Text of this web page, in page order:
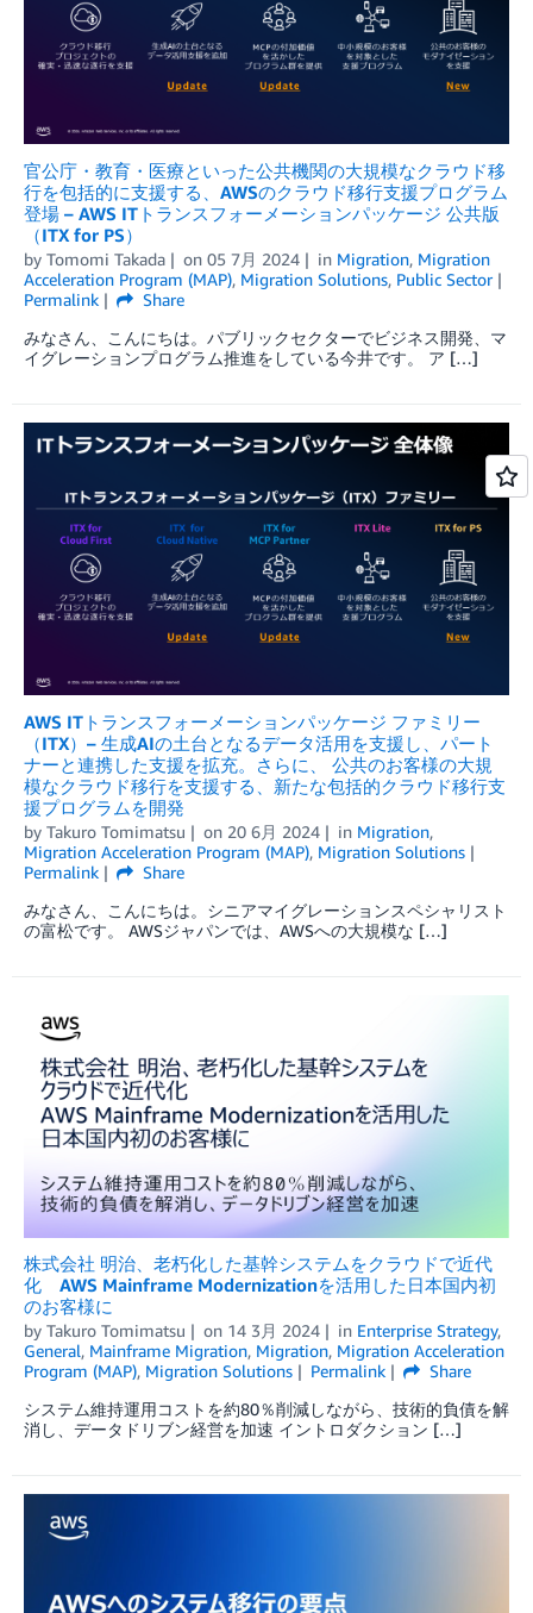
官公庁・教育・医療といった公共機関の大規模なクラウド移
行を包括的に支援する、AWSのクラウド移行支援プログラム
登場 – AWS ITトランスフォーメーションパッケージ 公共版
（ITX for PS）
by Tomomi Takada on 05 7月 2024 in Migration, Migration
Acceleration Program (MAP), Migration Solutions, Public Sector
Permalink
Share
みなさん、こんにちは。パブリックセクターでビジネス開発、マ
イグレーションプログラム推進をしている今井です。 ア […]
AWS ITトランスフォーメーションパッケージ ファミリー
（ITX）– 生成AIの土台となるデータ活用を支援し、パート
ナーと連携した支援を拡充。さらに、 公共のお客様の大規
模なクラウド移行を支援する、新たな包括的クラウド移行支
援プログラムを開発
by Takuro Tomimatsu on 20 6月 2024 in Migration,
Migration Acceleration Program (MAP), Migration Solutions
Permalink
Share
みなさん、こんにちは。シニアマイグレーションスペシャリスト
の富松です。 AWSジャパンでは、AWSへの大規模な […]
株式会社 明治、老朽化した基幹システムをクラウドで近代
化 AWS Mainframe Modernizationを活用した日本国内初
のお客様に
by Takuro Tomimatsu on 14 3月 2024 in Enterprise Strategy,
General, Mainframe Migration, Migration, Migration Acceleration
Program (MAP), Migration Solutions Permalink
Share
システム維持運用コストを約80％削減しながら、技術的負債を解
消し、データドリブン経営を加速 イントロダクション […]